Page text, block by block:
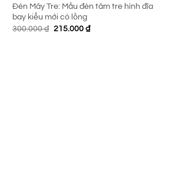
Đèn Mây Tre: Mẫu đèn tăm tre hình đĩa
bay kiểu mới có lồng
300.000₫ Giá
215.000 ₫Giá